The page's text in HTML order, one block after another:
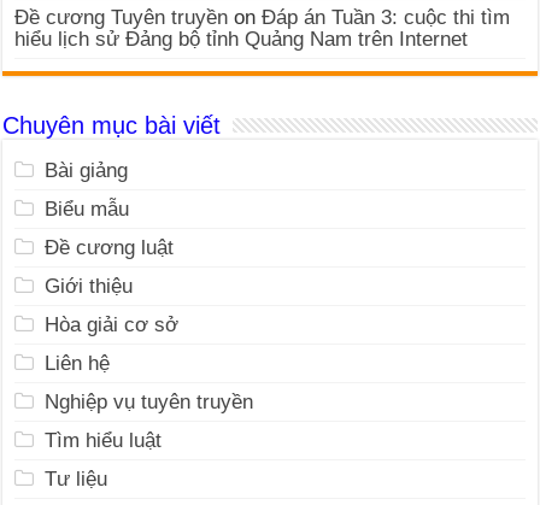
Đề cương Tuyên truyền onĐáp án Tuần 3: cuộc thi tìm
hiểu lịch sử Đảng bộ tỉnh Quảng Nam trên Internet
Chuyên mục bài viết
Bài giảng
Biểu mẫu
Đề cương luật
Giới thiệu
Hòa giải cơ sở
Liên hệ
Nghiệp vụ tuyên truyền
Tìm hiểu luật
Tư liệu